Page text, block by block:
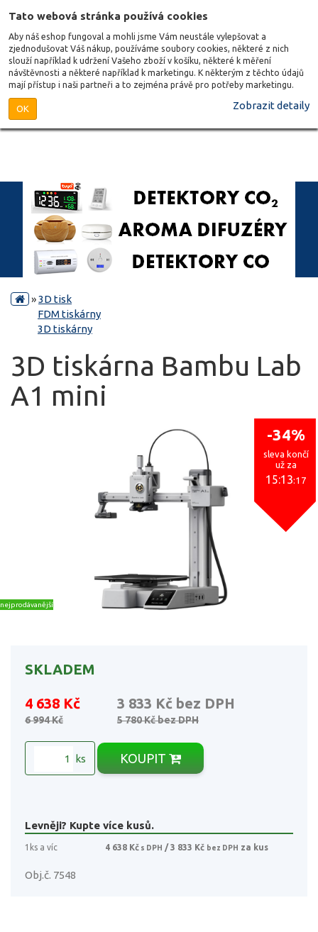
Tato webová stránka používá cookies
Aby náš eshop fungoval a mohli jsme Vám neustále vylepšovat a
zjednodušovat Váš nákup, používáme soubory cookies, některé z nich
slouží například k udržení Vašeho zboží v košíku, některé k měření
návštěvnosti a některé například k marketingu. K některým z těchto údajů
mají přístup i naši partneři a to zejména právě pro potřeby marketingu.
OK Zobrazit detaily
»3D tisk
FDM tiskárny
3D tiskárny
3D tiskárna Bambu Lab
A1 mini
-34%
sleva končí
už za
15:13:17
nejprodávanější
SKLADEM
4 638 Kč 3 833 Kč bez DPH
6 994 Kč 5 780 Kčbez DPH
ks KOUPIT
Levněji? Kupte více kusů.
1ks a víc 4 638 Kč s DPH / 3 833 Kč bez DPH za kus
Obj.č. 7548